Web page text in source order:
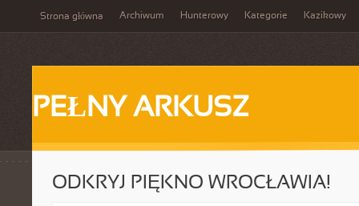
Strona główna Archiwum Hunterowy Kategorie Kazikowy
PEŁNY ARKUSZ
ODKRYJ PIĘKNO WROCŁAWIA!